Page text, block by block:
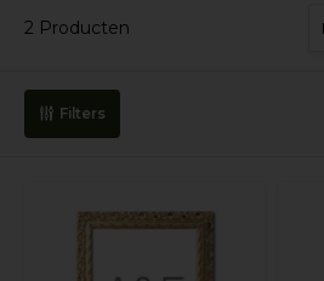
2 Producten
Filters